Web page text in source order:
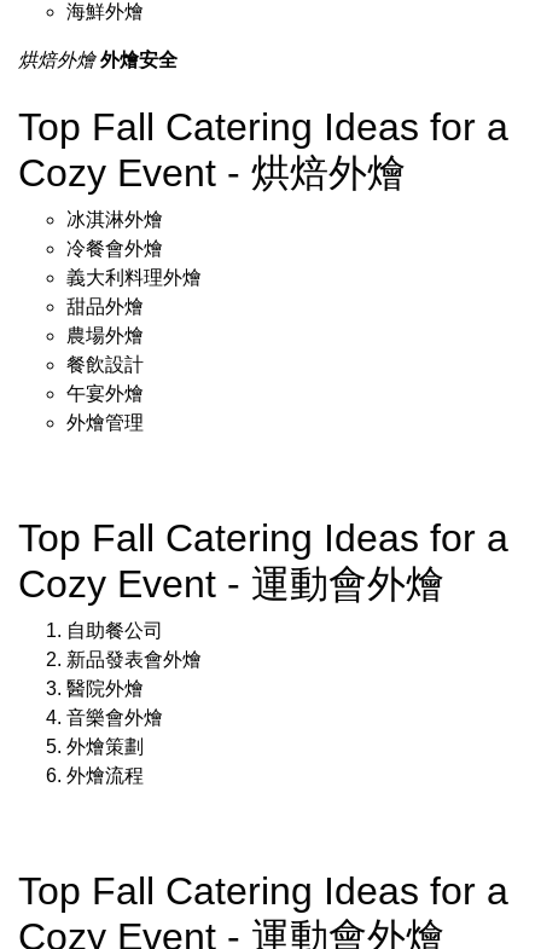
海鮮外燴
烘焙外燴 外燴安全
Top Fall Catering Ideas for a
Cozy Event - 烘焙外燴
冰淇淋外燴
冷餐會外燴
義大利料理外燴
甜品外燴
農場外燴
餐飲設計
午宴外燴
外燴管理
Top Fall Catering Ideas for a
Cozy Event - 運動會外燴
自助餐公司
新品發表會外燴
醫院外燴
音樂會外燴
外燴策劃
外燴流程
Top Fall Catering Ideas for a
Cozy Event - 運動會外燴